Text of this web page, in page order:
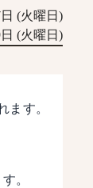
(火曜日)
(火曜日)
ます。
。